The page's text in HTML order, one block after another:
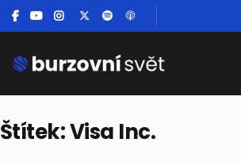
Štítek:Visa Inc.